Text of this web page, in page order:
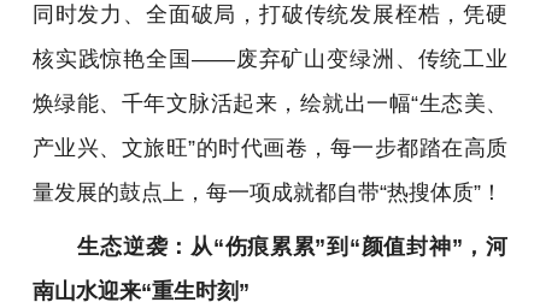
同时发力、全面破局，打破传统发展桎梏，凭硬
核实践惊艳全国——废弃矿山变绿洲、传统工业
焕绿能、千年文脉活起来，绘就出一幅“生态美、
产业兴、文旅旺”的时代画卷，每一步都踏在高质
量发展的鼓点上，每一项成就都自带“热搜体质”！
生态逆袭：从“伤痕累累”到“颜值封神”，河
南山水迎来“重生时刻”